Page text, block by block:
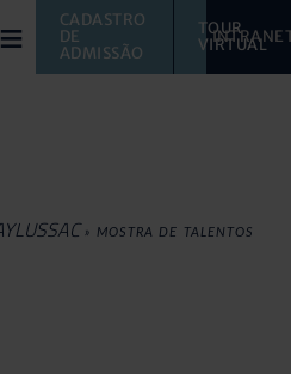
≡
CADASTRO
DE
ADMISSÃO
TOUR
VIRTUAL
» MOSTRA DE TALENTOS